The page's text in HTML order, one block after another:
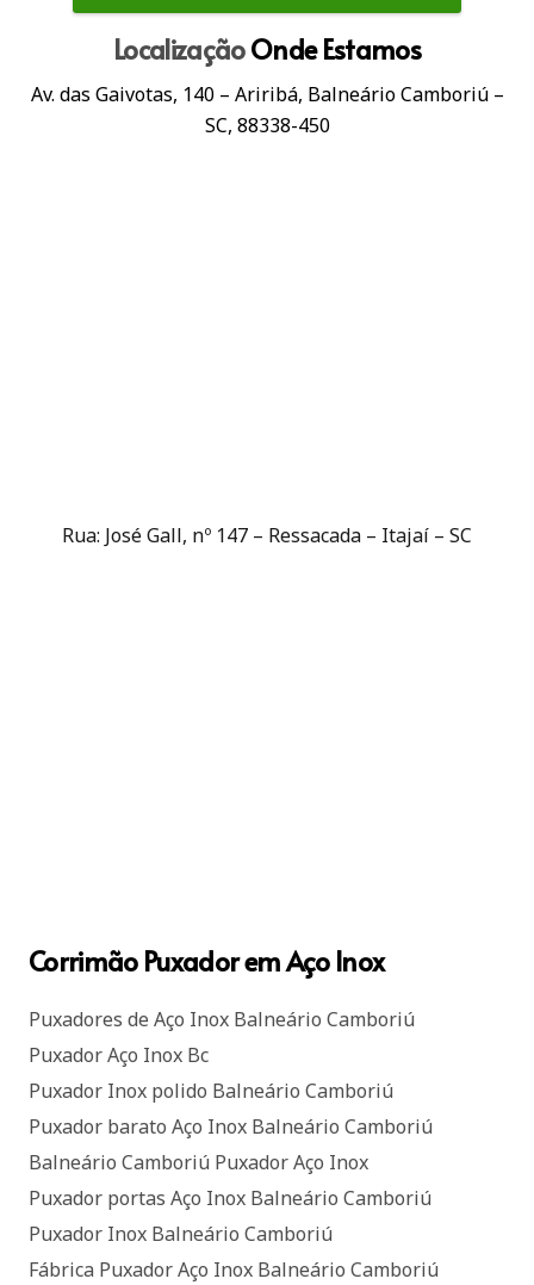
LocalizaçãoOnde Estamos
Av. das Gaivotas, 140 – Ariribá, Balneário Camboriú –
SC, 88338-450
Rua: José Gall, nº 147 – Ressacada – Itajaí – SC
Corrimão Puxador em Aço Inox
Puxadores de Aço Inox Balneário Camboriú
Puxador Aço Inox Bc
Puxador Inox polido Balneário Camboriú
Puxador barato Aço Inox Balneário Camboriú
Balneário Camboriú Puxador Aço Inox
Puxador portas Aço Inox Balneário Camboriú
Puxador Inox Balneário Camboriú
Fábrica Puxador Aço Inox Balneário Camboriú